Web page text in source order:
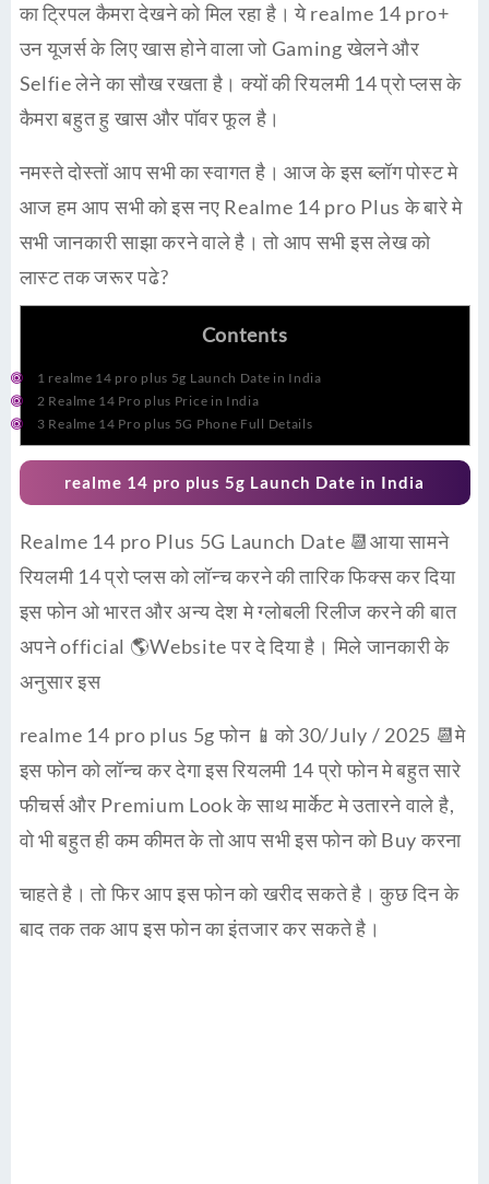
का ट्रिपल कैमरा देखने को मिल रहा है। ये realme 14 pro+
उन यूजर्स के लिए खास होने वाला जो Gaming खेलने और
Selfie लेने का सौख रखता है। क्यों की रियलमी 14 प्रो प्लस के
कैमरा बहुत हु खास और पॉवर फूल है।
नमस्ते दोस्तों आप सभी का स्वागत है। आज के इस ब्लॉग पोस्ट मे
आज हम आप सभी को इस नए Realme 14 pro Plus के बारे मे
सभी जानकारी साझा करने वाले है। तो आप सभी इस लेख को
लास्ट तक जरूर पढे?
Contents
1 realme 14 pro plus 5g Launch Date in India
2 Realme 14 Pro plus Price in India
3 Realme 14 Pro plus 5G Phone Full Details
realme 14 pro plus 5g Launch Date in India
Realme 14 pro Plus 5G Launch Date 📆आया सामने
रियलमी 14 प्रो प्लस को लॉन्च करने की तारिक फिक्स कर दिया
इस फोन ओ भारत और अन्य देश मे ग्लोबली रिलीज करने की बात
अपने official 🌎Website पर दे दिया है। मिले जानकारी के
अनुसार इस
realme 14 pro plus 5g फोन 📱को 30/July / 2025 📆मे
इस फोन को लॉन्च कर देगा इस रियलमी 14 प्रो फोन मे बहुत सारे
फीचर्स और Premium Look के साथ मार्केट मे उतारने वाले है,
वो भी बहुत ही कम कीमत के तो आप सभी इस फोन को Buy करना
चाहते है। तो फिर आप इस फोन को खरीद सकते है। कुछ दिन के
बाद तक तक आप इस फोन का इंतजार कर सकते है।